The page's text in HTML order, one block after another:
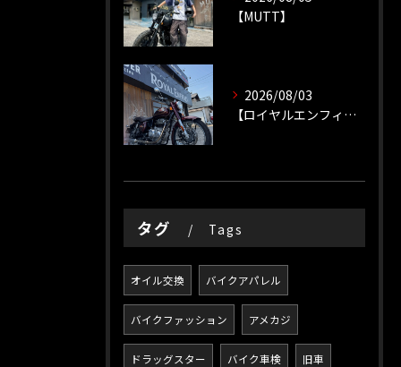
【MUTT】
2026/08/03
【ロイヤルエンフィールド】【ソロツーリング】
タグ Tags
オイル交換 バイクアパレル
バイクファッション アメカジ
ドラッグスター バイク車検 旧車